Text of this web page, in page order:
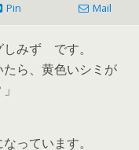
Pin Mail
みず です。
たら、黄色いシミが
っています。